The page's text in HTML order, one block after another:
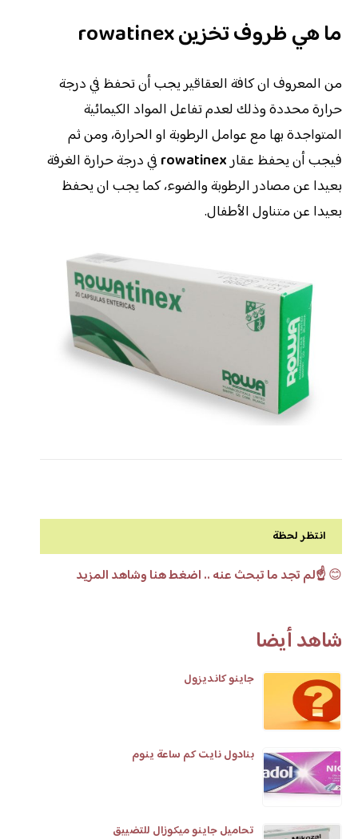
ما هي ظروف تخزينrowatinex
من المعروف ان كافة العقاقير يجب أن تحفظ في درجة
حرارة محددة وذلك لعدم تفاعل المواد الكيمائية
المتواجدة بها مع عوامل الرطوبة او الحرارة، ومن ثم
فيجب أن يحفظ عقارrowatinex في درجة حرارة الغرفة
بعيدا عن مصادر الرطوبة والضوء، كما يجب ان يحفظ
بعيدا عن متناول الأطفال.
انتظر لحظة
😊☝️لم تجد ما تبحث عنه .. اضغط هنا وشاهد المزيد
شاهد أيضا
جاينو كانديزول
بنادول نايت كم ساعة ينوم
تحاميل جاينو ميكوزال للتضييق